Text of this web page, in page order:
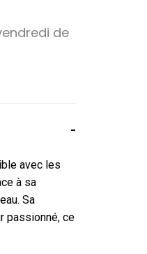
de
avec les
à sa
Sa
passionné, ce